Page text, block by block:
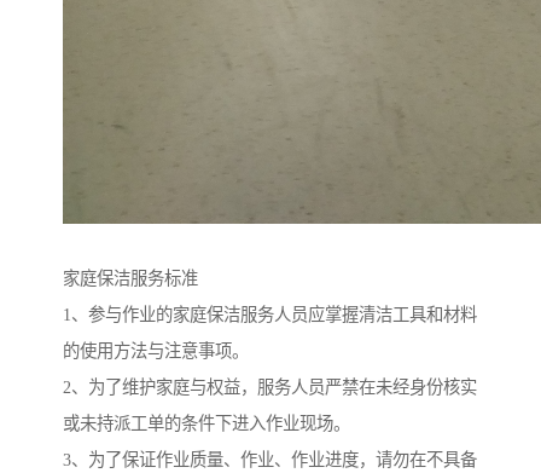
家庭保洁服务标准
1、参与作业的家庭保洁服务人员应掌握清洁工具和材料
的使用方法与注意事项。
2、为了维护家庭与权益，服务人员严禁在未经身份核实
或未持派工单的条件下进入作业现场。
3、为了保证作业质量、作业、作业进度，请勿在不具备